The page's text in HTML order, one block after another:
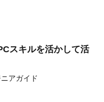
スキルを活かして活
アガイド